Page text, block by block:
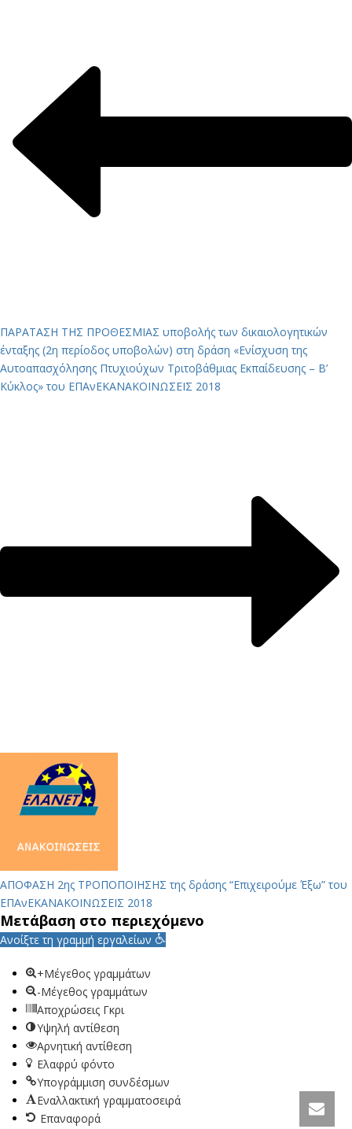
ΠΑΡΑΤΑΣΗ ΤΗΣ ΠΡΟΘΕΣΜΙΑΣ υποβολής των δικαιολογητικών
ένταξης (2η περίοδος υποβολών) στη δράση «Ενίσχυση της
Αυτοαπασχόλησης Πτυχιούχων Τριτοβάθμιας Εκπαίδευσης – Β’
Κύκλος» του ΕΠΑνΕΚΑΝΑΚΟΙΝΩΣΕΙΣ 2018
ΑΠΟΦΑΣΗ 2ης ΤΡΟΠΟΠΟΙΗΣΗΣ της δράσης “Επιχειρούμε Έξω” του
ΕΠΑνΕΚΑΝΑΚΟΙΝΩΣΕΙΣ 2018
Μετάβαση στο περιεχόμενο
Ανοίξτε τη γραμμή εργαλείων
+Μέγεθος γραμμάτων
-Μέγεθος γραμμάτων
Αποχρώσεις Γκρι
Υψηλή αντίθεση
Αρνητική αντίθεση
Ελαφρύ φόντο
Υπογράμμιση συνδέσμων
Εναλλακτική γραμματοσειρά
Επαναφορά